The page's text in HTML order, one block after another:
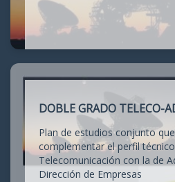
DOBLE GRADO TELECO-
Plan de estudios conjunto
complementar el perfil
Telecomunicación con la de
Dirección de Empresas